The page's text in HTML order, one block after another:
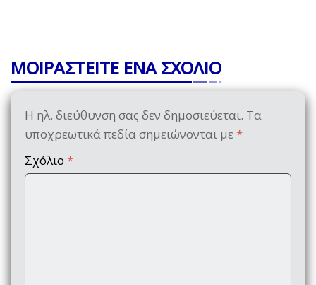
ΜΟΙΡΑΣΤΕΙΤΕ ΕΝΑ ΣΧΟΛΙΟ
Η ηλ. διεύθυνση σας δεν δημοσιεύεται. Τα
υποχρεωτικά πεδία σημειώνονται με *
Σχόλιο *